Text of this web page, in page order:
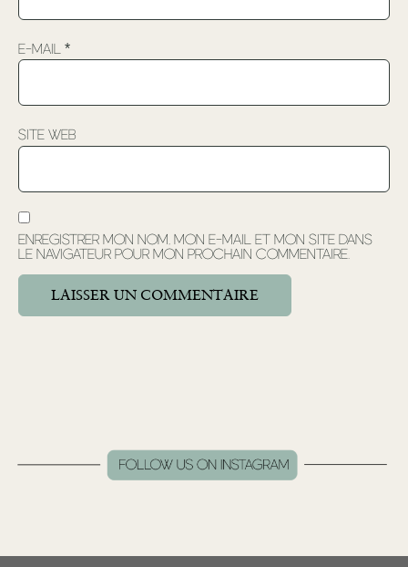
E-mail *
Site web
Enregistrer mon nom, mon e-mail et mon site dans
le navigateur pour mon prochain commentaire.